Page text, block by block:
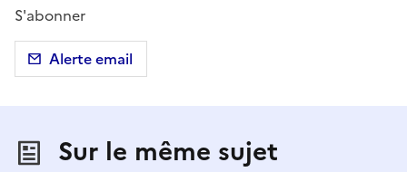
S'abonner
Alerte email
Sur le même sujet